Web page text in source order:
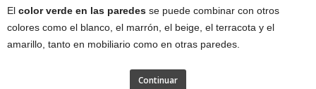
El color verde en las paredes se puede combinar con otros
colores como el blanco, el marrón, el beige, el terracota y el
amarillo, tanto en mobiliario como en otras paredes.
Continuar